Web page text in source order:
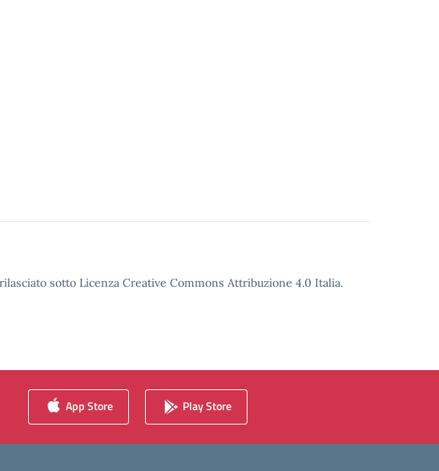
sotto Licenza Creative Commons Attribuzione 4.0 Italia.
App Store Play Store